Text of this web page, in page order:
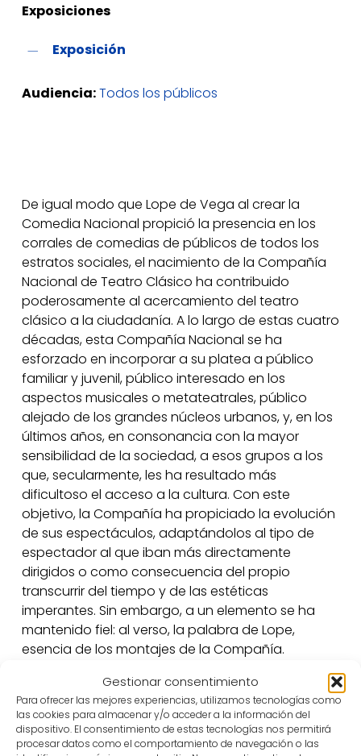
Gestionar consentimiento
Para ofrecer las mejores experiencias, utilizamos tecnologías como
las cookies para almacenar y/o acceder a la información del
dispositivo. El consentimiento de estas tecnologías nos permitirá
procesar datos como el comportamiento de navegación o las
Exposiciones
Exposición
Audiencia:Todos los públicos
De igual modo que Lope de Vega al crear la
Comedia Nacional propició la presencia en los
corrales de comedias de públicos de todos los
estratos sociales, el nacimiento de la Compañía
Nacional de Teatro Clásico ha contribuido
poderosamente al acercamiento del teatro
clásico a la ciudadanía. A lo largo de estas cuatro
décadas, esta Compañía Nacional se ha
esforzado en incorporar a su platea a público
familiar y juvenil, público interesado en los
aspectos musicales o metateatrales, público
alejado de los grandes núcleos urbanos, y, en los
últimos años, en consonancia con la mayor
sensibilidad de la sociedad, a esos grupos a los
que, secularmente, les ha resultado más
dificultoso el acceso a la cultura. Con este
objetivo, la Compañía ha propiciado la evolución
de sus espectáculos, adaptándolos al tipo de
espectador al que iban más directamente
dirigidos o como consecuencia del propio
transcurrir del tiempo y de las estéticas
imperantes. Sin embargo, a un elemento se ha
mantenido fiel: al verso, la palabra de Lope,
esencia de los montajes de la Compañía.
El visitante de esta exposición que recoge los 40
años de la Compañía Nacional de Teatro Clásico,
a la par que va descubriendo los principales hitos
que han jalonado su devenir, especialmente